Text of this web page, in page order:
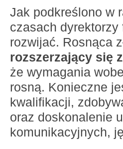
Jak podkreślono w
czasach
rozwijać. Rosnąca
rozszerzający się
że wymagania
rosną. Konieczne
kwalifikacji,
oraz doskonalenie
komunikacyjnych,